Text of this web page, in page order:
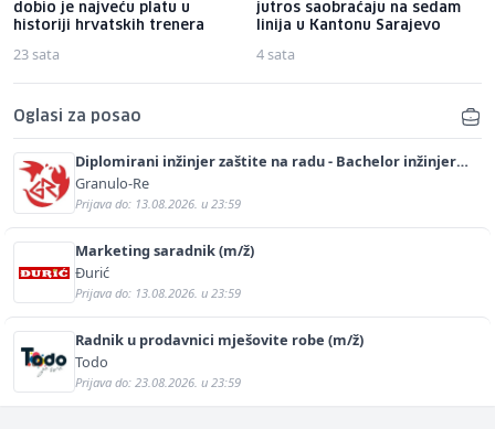
dobio je najveću platu u
historiji hrvatskih trenera
23 sata
jutros saobraćaju na sedam
linija u Kantonu Sarajevo
4 sata
Oglasi za posao
Diplomirani inžinjer zaštite na radu - Bachelor inžinjer
sigurnosti i pomoći (m/ž)
Granulo-Re
Prijava do: 13.08.2026. u 23:59
Marketing saradnik (m/ž)
Đurić
Prijava do: 13.08.2026. u 23:59
Radnik u prodavnici mješovite robe (m/ž)
Todo
Prijava do: 23.08.2026. u 23:59